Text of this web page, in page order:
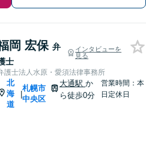
岡 宏保 弁
士
インタビューを
見る
護士法人水原・愛須法律事務所
北
海
道
|
札幌市
中央区
大通駅 か
ら徒歩0分
営業時間：本
日定休日